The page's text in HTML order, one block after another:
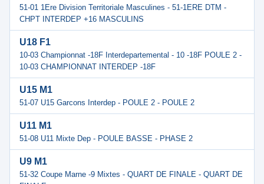
51-01 1Ere Division Territoriale Masculines - 51-1ERE DTM -
CHPT INTERDEP +16 MASCULINS
U18 F1
10-03 Championnat -18F Interdepartemental - 10 -18F POULE 2 -
10-03 CHAMPIONNAT INTERDEP -18F
U15 M1
51-07 U15 Garcons Interdep - POULE 2 - POULE 2
U11 M1
51-08 U11 Mixte Dep - POULE BASSE - PHASE 2
U9 M1
51-32 Coupe Marne -9 Mixtes - QUART DE FINALE - QUART DE